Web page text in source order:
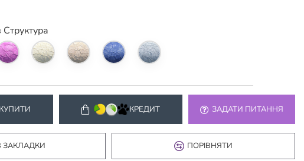
Структура
КУПИТИ КРЕДИТ ЗАДАТИ ПИТАННЯ
ЗАКЛАДКИ ПОРІВНЯТИ